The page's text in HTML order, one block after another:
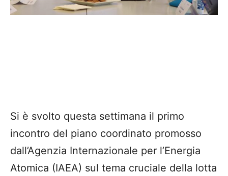
Si è svolto questa settimana il primo
incontro del piano coordinato promosso
dall’Agenzia Internazionale per l’Energia
Atomica (IAEA) sul tema cruciale della lotta